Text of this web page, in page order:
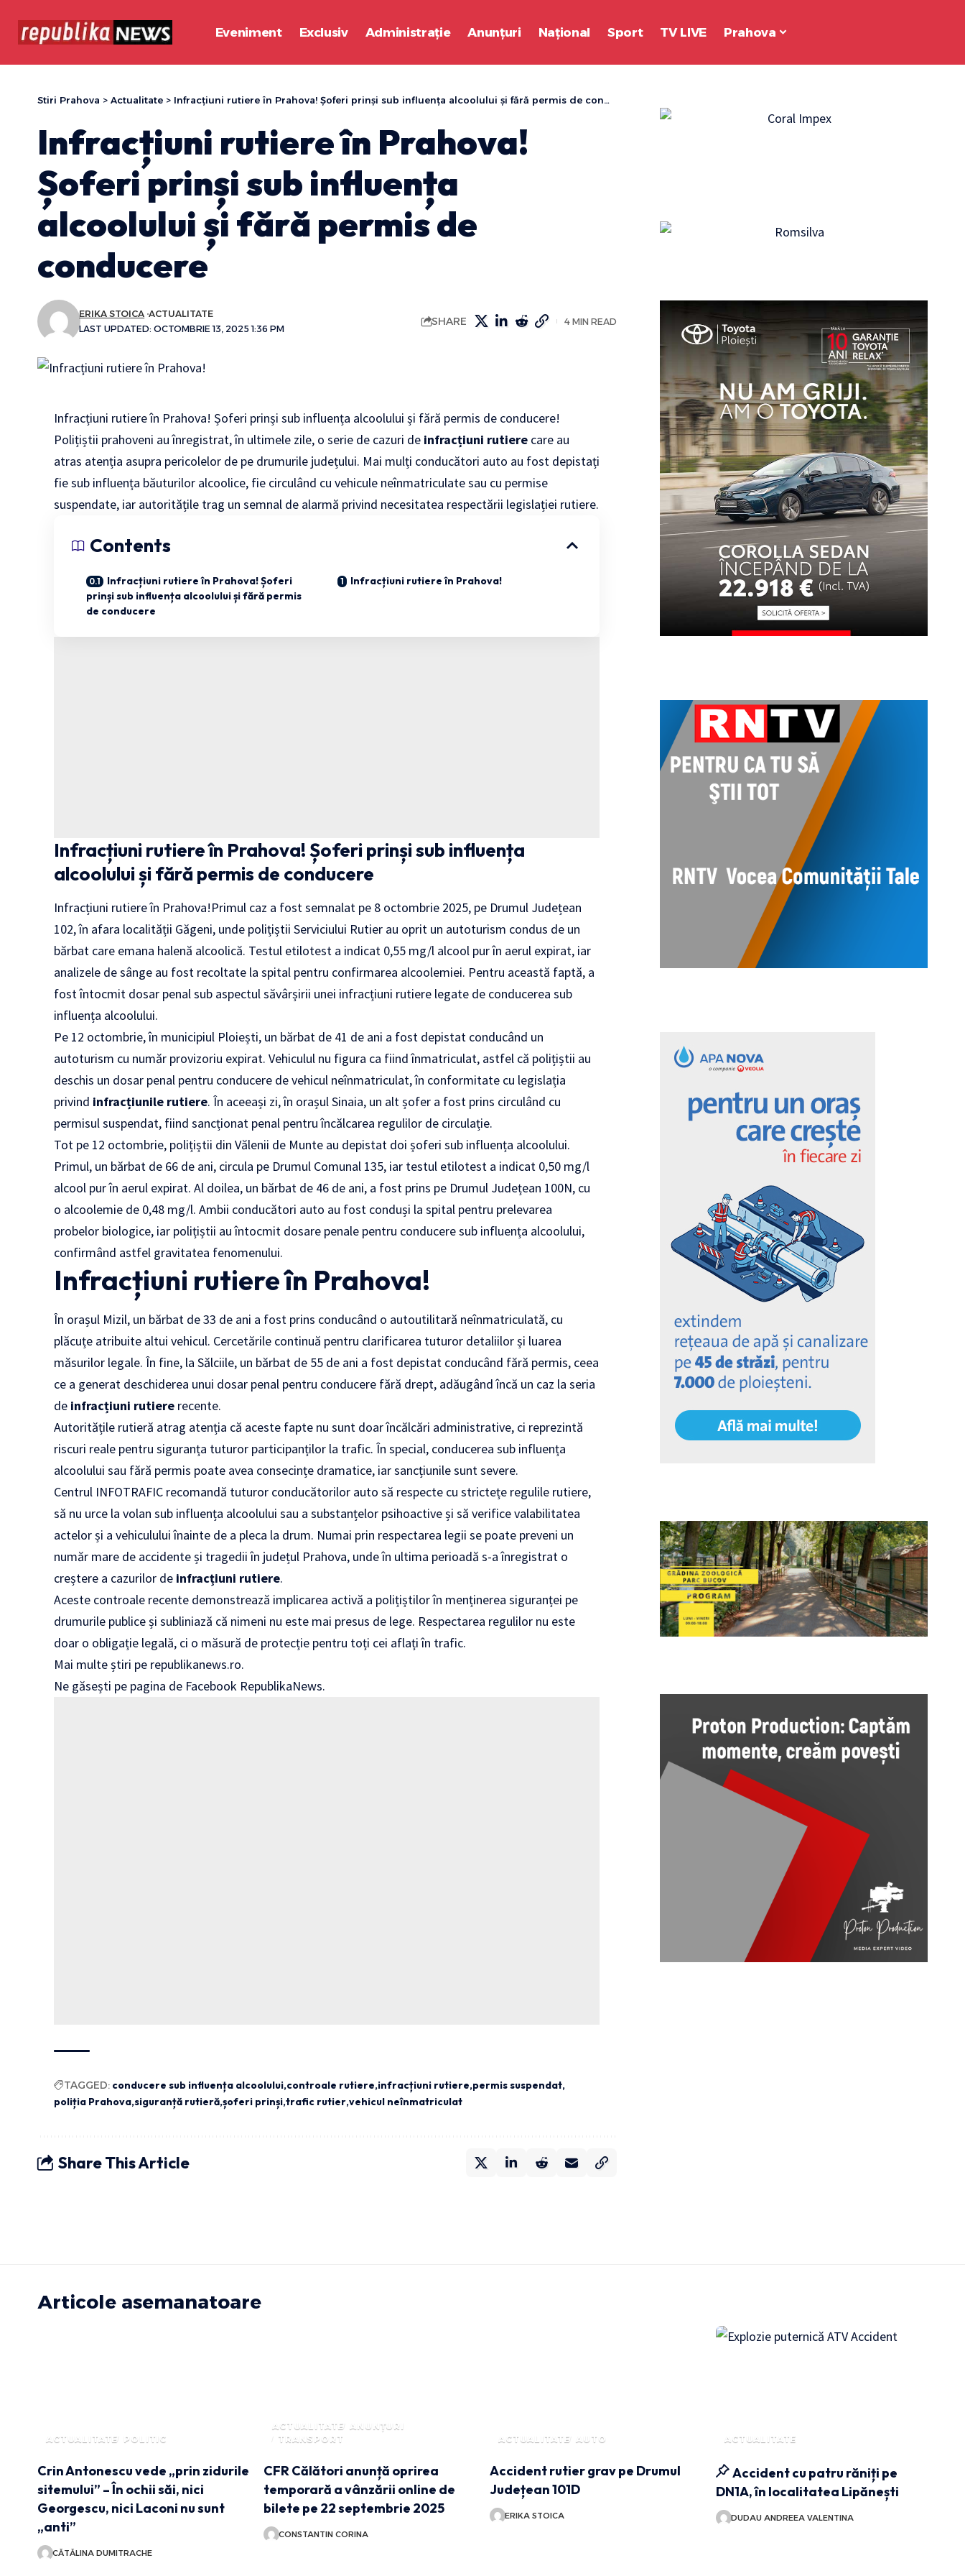
Eveniment Exclusiv Administrație Anunțuri Național Sport TV LIVE Prahova
Stiri Prahova > Actualitate > Infracțiuni rutiere în Prahova! Șoferi prinși sub influența alcoolului și fără permis de conducere
Infracțiuni rutiere în Prahova!
Șoferi prinși sub influența
alcoolului și fără permis de
conducere
LAST UPDATED: OCTOMBRIE 13, 2025 1:36 PM
ERIKA STOICA ACTUALITATE
SHARE 4 MIN READ
Infracțiuni rutiere în Prahova! Șoferi prinși sub influența alcoolului și fără permis de conducere!
Polițiștii prahoveni au înregistrat, în ultimele zile, o serie de cazuri de infracțiuni rutiere care au
atras atenția asupra pericolelor de pe drumurile județului. Mai mulți conducători auto au fost depistați
fie sub influența băuturilor alcoolice, fie circulând cu vehicule neînmatriculate sau cu permise
suspendate, iar autoritățile trag un semnal de alarmă privind necesitatea respectării legislației rutiere.
Contents
Infracțiuni rutiere în Prahova! Șoferi
prinși sub influența alcoolului și fără permis
de conducere
Infracțiuni rutiere în Prahova!
Infracțiuni rutiere în Prahova! Șoferi prinși sub influența
alcoolului și fără permis de conducere
Infracțiuni rutiere în Prahova!Primul caz a fost semnalat pe 8 octombrie 2025, pe Drumul Județean
102, în afara localității Găgeni, unde polițiștii Serviciului Rutier au oprit un autoturism condus de un
bărbat care emana halenă alcoolică. Testul etilotest a indicat 0,55 mg/l alcool pur în aerul expirat, iar
analizele de sânge au fost recoltate la spital pentru confirmarea alcoolemiei. Pentru această faptă, a
fost întocmit dosar penal sub aspectul săvârșirii unei infracțiuni rutiere legate de conducerea sub
influența alcoolului.
Pe 12 octombrie, în municipiul Ploiești, un bărbat de 41 de ani a fost depistat conducând un
autoturism cu număr provizoriu expirat. Vehiculul nu figura ca fiind înmatriculat, astfel că polițiștii au
deschis un dosar penal pentru conducere de vehicul neînmatriculat, în conformitate cu legislația
privind infracțiunile rutiere. În aceeași zi, în orașul Sinaia, un alt șofer a fost prins circulând cu
permisul suspendat, fiind sancționat penal pentru încălcarea regulilor de circulație.
Tot pe 12 octombrie, polițiștii din Vălenii de Munte au depistat doi șoferi sub influența alcoolului.
Primul, un bărbat de 66 de ani, circula pe Drumul Comunal 135, iar testul etilotest a indicat 0,50 mg/l
alcool pur în aerul expirat. Al doilea, un bărbat de 46 de ani, a fost prins pe Drumul Județean 100N, cu
o alcoolemie de 0,48 mg/l. Ambii conducători auto au fost conduși la spital pentru prelevarea
probelor biologice, iar polițiștii au întocmit dosare penale pentru conducere sub influența alcoolului,
confirmând astfel gravitatea fenomenului.
Infracțiuni rutiere în Prahova!
În orașul Mizil, un bărbat de 33 de ani a fost prins conducând o autoutilitară neînmatriculată, cu
plăcuțe atribuite altui vehicul. Cercetările continuă pentru clarificarea tuturor detaliilor și luarea
măsurilor legale. În fine, la Sălciile, un bărbat de 55 de ani a fost depistat conducând fără permis, ceea
ce a generat deschiderea unui dosar penal pentru conducere fără drept, adăugând încă un caz la seria
de infracțiuni rutiere recente.
Autoritățile rutieră atrag atenția că aceste fapte nu sunt doar încălcări administrative, ci reprezintă
riscuri reale pentru siguranța tuturor participanților la trafic. În special, conducerea sub influența
alcoolului sau fără permis poate avea consecințe dramatice, iar sancțiunile sunt severe.
Centrul INFOTRAFIC recomandă tuturor conducătorilor auto să respecte cu strictețe regulile rutiere,
să nu urce la volan sub influența alcoolului sau a substanțelor psihoactive și să verifice valabilitatea
actelor și a vehiculului înainte de a pleca la drum. Numai prin respectarea legii se poate preveni un
număr mare de accidente și tragedii în județul Prahova, unde în ultima perioadă s-a înregistrat o
creștere a cazurilor de infracțiuni rutiere.
Aceste controale recente demonstrează implicarea activă a polițiștilor în menținerea siguranței pe
drumurile publice și subliniază că nimeni nu este mai presus de lege. Respectarea regulilor nu este
doar o obligație legală, ci o măsură de protecție pentru toți cei aflați în trafic.
Mai multe știri pe republikanews.ro.
Ne găsești pe pagina de Facebook RepublikaNews.
TAGGED: conducere sub influența alcoolului controale rutiere infracțiuni rutiere permis suspendat
poliția Prahova siguranță rutieră șoferi prinși trafic rutier vehicul neînmatriculat
Share This Article
Articole asemanatoare
ACTUALITATE POLITIC
Crin Antonescu vede „prin zidurile
sitemului” – În ochii săi, nici
Georgescu, nici Laconi nu sunt
„anti”
CĂTĂLINA DUMITRACHE
ACTUALITATE
ANUNȚURI
TRANSPORT
CFR Călători anunță oprirea
temporară a vânzării online de
bilete pe 22 septembrie 2025
CONSTANTIN CORINA
ACTUALITATE AUTO
Accident rutier grav pe Drumul
Județean 101D
ERIKA STOICA
ACTUALITATE
Accident cu patru răniți pe
DN1A, în localitatea Lipănești
DUDAU ANDREEA VALENTINA